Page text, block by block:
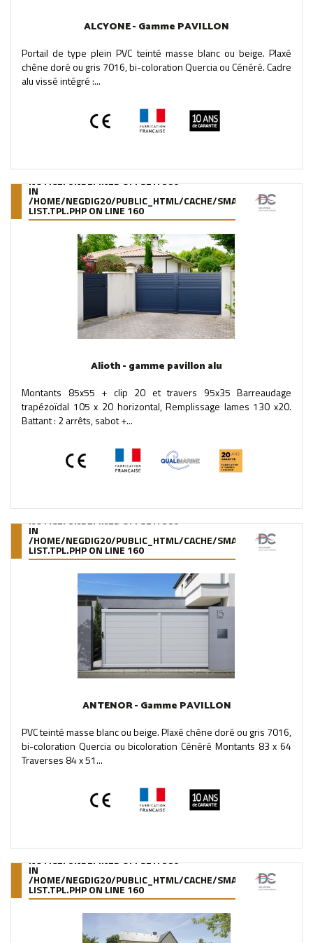
ALCYONE - Gamme PAVILLON
Portail de type plein PVC teinté masse blanc ou beige. Plaxé
chêne doré ou gris 7016, bi-coloration Quercia ou Cénéré. Cadre
alu vissé intégré :...
NOTICE: UNDEFINED OFFSET: 380
IN
/HOME/NEGDIG20/PUBLIC_HTML/CACHE/SMARTY/
LIST.TPL.PHPON LINE 160
Alioth - gamme pavillon alu
Montants 85x55 + clip 20 et travers 95x35 Barreaudage
trapézoïdal 105 x 20 horizontal, Remplissage lames 130 x20.
Battant : 2 arrêts, sabot +...
NOTICE: UNDEFINED OFFSET: 380
IN
/HOME/NEGDIG20/PUBLIC_HTML/CACHE/SMARTY/
LIST.TPL.PHPON LINE 160
ANTENOR - Gamme PAVILLON
PVC teinté masse blanc ou beige. Plaxé chêne doré ou gris 7016,
bi-coloration Quercia ou bicoloration Cénéré Montants 83 x 64
Traverses 84 x 51...
NOTICE: UNDEFINED OFFSET: 380
IN
/HOME/NEGDIG20/PUBLIC_HTML/CACHE/SMARTY/
LIST.TPL.PHPON LINE 160